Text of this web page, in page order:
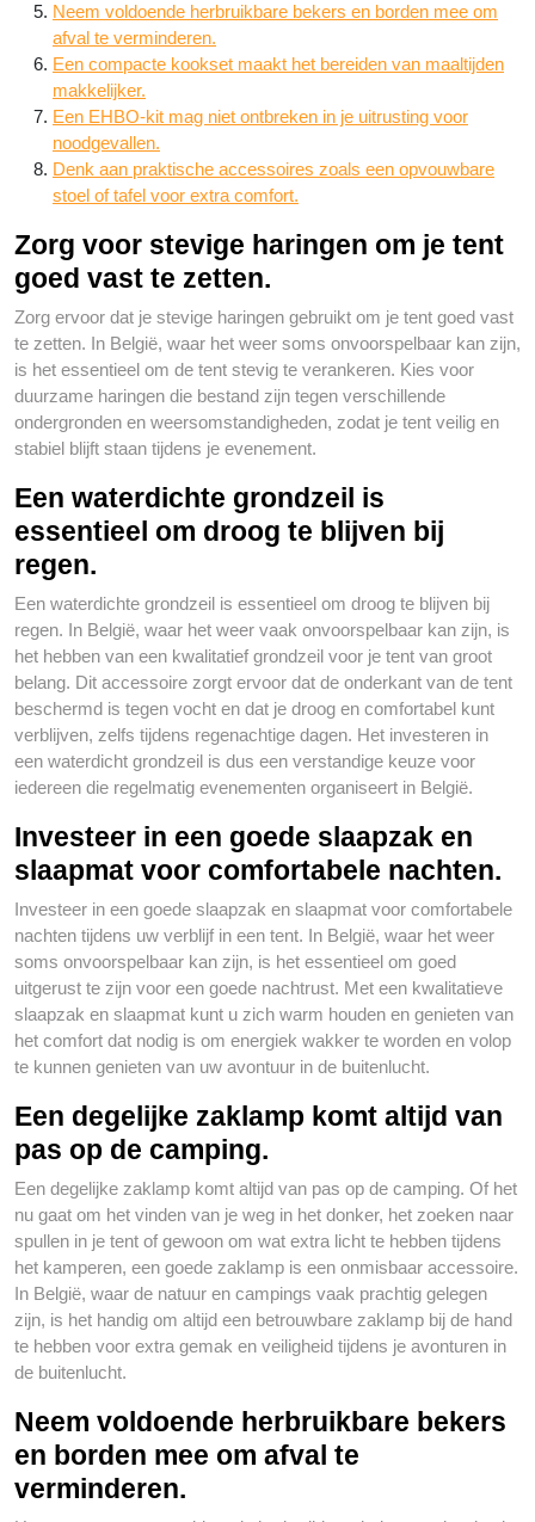
Neem voldoende herbruikbare bekers en borden mee om
afval te verminderen.
Een compacte kookset maakt het bereiden van maaltijden
makkelijker.
Een EHBO-kit mag niet ontbreken in je uitrusting voor
noodgevallen.
Denk aan praktische accessoires zoals een opvouwbare
stoel of tafel voor extra comfort.
Zorg voor stevige haringen om je tent
goed vast te zetten.
Zorg ervoor dat je stevige haringen gebruikt om je tent goed vast
te zetten. In België, waar het weer soms onvoorspelbaar kan zijn,
is het essentieel om de tent stevig te verankeren. Kies voor
duurzame haringen die bestand zijn tegen verschillende
ondergronden en weersomstandigheden, zodat je tent veilig en
stabiel blijft staan tijdens je evenement.
Een waterdichte grondzeil is
essentieel om droog te blijven bij
regen.
Een waterdichte grondzeil is essentieel om droog te blijven bij
regen. In België, waar het weer vaak onvoorspelbaar kan zijn, is
het hebben van een kwalitatief grondzeil voor je tent van groot
belang. Dit accessoire zorgt ervoor dat de onderkant van de tent
beschermd is tegen vocht en dat je droog en comfortabel kunt
verblijven, zelfs tijdens regenachtige dagen. Het investeren in
een waterdicht grondzeil is dus een verstandige keuze voor
iedereen die regelmatig evenementen organiseert in België.
Investeer in een goede slaapzak en
slaapmat voor comfortabele nachten.
Investeer in een goede slaapzak en slaapmat voor comfortabele
nachten tijdens uw verblijf in een tent. In België, waar het weer
soms onvoorspelbaar kan zijn, is het essentieel om goed
uitgerust te zijn voor een goede nachtrust. Met een kwalitatieve
slaapzak en slaapmat kunt u zich warm houden en genieten van
het comfort dat nodig is om energiek wakker te worden en volop
te kunnen genieten van uw avontuur in de buitenlucht.
Een degelijke zaklamp komt altijd van
pas op de camping.
Een degelijke zaklamp komt altijd van pas op de camping. Of het
nu gaat om het vinden van je weg in het donker, het zoeken naar
spullen in je tent of gewoon om wat extra licht te hebben tijdens
het kamperen, een goede zaklamp is een onmisbaar accessoire.
In België, waar de natuur en campings vaak prachtig gelegen
zijn, is het handig om altijd een betrouwbare zaklamp bij de hand
te hebben voor extra gemak en veiligheid tijdens je avonturen in
de buitenlucht.
Neem voldoende herbruikbare bekers
en borden mee om afval te
verminderen.